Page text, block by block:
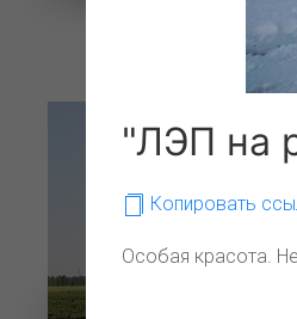
"2_Бок о бок с
"ЛЭП на
Копировать
Особая красота.